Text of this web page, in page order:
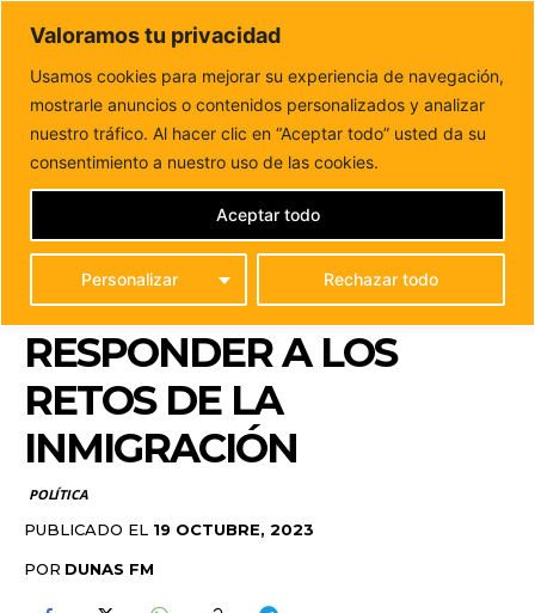
Valoramos tu privacidad
Usamos cookies para mejorar su experiencia de navegación,
mostrarle anuncios o contenidos personalizados y analizar
nuestro tráfico. Al hacer clic en “Aceptar todo” usted da su
consentimiento a nuestro uso de las cookies.
Personalizar Rechazar todo
Aceptar todo
DUNAS FM
Tu informacion de forma cercana
Inicio POLÍTICA
Coalición exige al Estado que
“abandone el regate corto” para responder a...
COALICIÓN EXIGE AL
ESTADO QUE
“ABANDONE EL REGATE
CORTO” PARA
RESPONDER A LOS
RETOS DE LA
INMIGRACIÓN
POLÍTICA
PUBLICADO EL 19 OCTUBRE, 2023
POR DUNAS FM